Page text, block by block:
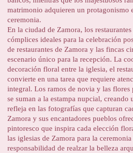
matrimonio adquieren un protagonismo
ceremonia.
En la ciudad de Zamora, los
cómplices ideales para la celebración
de restaurantes de Zamora y las fincas
escenario único para la recepción. La
decoración floral entre la iglesia, el
convierte en una tarea que requiere
integral. Los ramos de novia y las flores
se suman a la estampa nupcial, creando
refleja en las fotografías que capturan
Zamora y sus encantadores pueblos
pintoresco que inspira cada elección
las iglesias de Zamora para la
responsabilidad de realzar la belleza